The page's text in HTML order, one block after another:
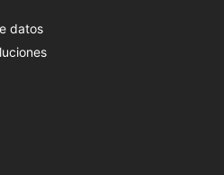
datos